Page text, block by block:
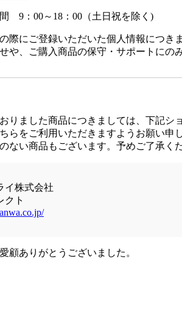
9：00～18：00（土日祝を除く)
際にご登録いただいた個人情報につき
や、ご購入商品の保守・サポートにの
りました商品につきましては、下記シ
らをご利用いただきますようお願い申
ない商品もございます。予めご了承く
イ株式会社
クト
顧ありがとうございました。